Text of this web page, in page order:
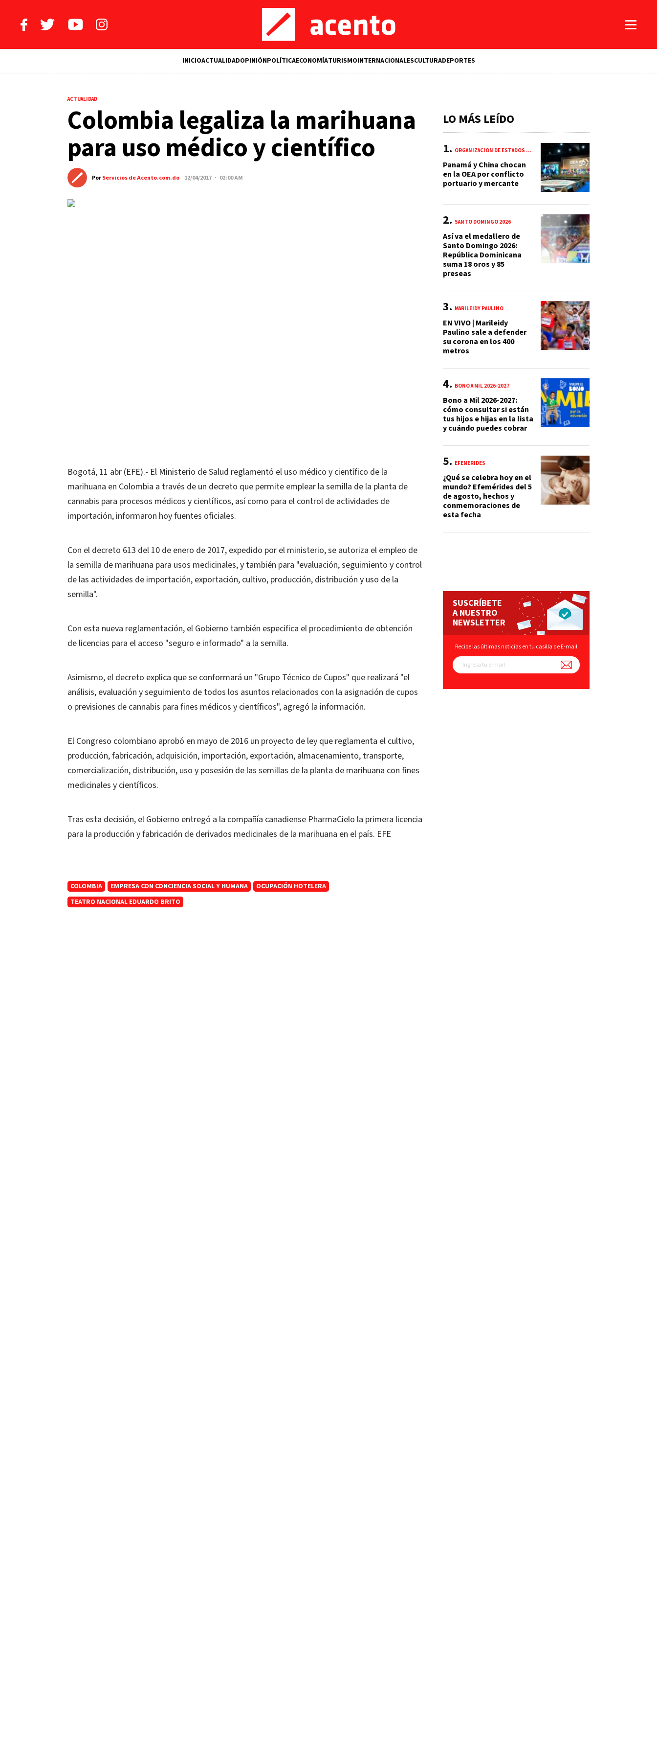
INICIOACTUALIDADOPINIÓNPOLÍTICAECONOMÍATURISMOINTERNACIONALESCULTURADEPORTES
ACTUALIDAD
Colombia legaliza la marihuana
para uso médico y científico
PorServicios de Acento.com.do 12/04/2017 · 02:00 AM
Bogotá, 11 abr (EFE).- El Ministerio de Salud reglamentó el uso médico y científico de la
marihuana en Colombia a través de un decreto que permite emplear la semilla de la planta de
cannabis para procesos médicos y científicos, así como para el control de actividades de
importación, informaron hoy fuentes oficiales.
Con el decreto 613 del 10 de enero de 2017, expedido por el ministerio, se autoriza el empleo de
la semilla de marihuana para usos medicinales, y también para "evaluación, seguimiento y control
de las actividades de importación, exportación, cultivo, producción, distribución y uso de la
semilla".
Con esta nueva reglamentación, el Gobierno también especifica el procedimiento de obtención
de licencias para el acceso "seguro e informado" a la semilla.
Asimismo, el decreto explica que se conformará un "Grupo Técnico de Cupos" que realizará "el
análisis, evaluación y seguimiento de todos los asuntos relacionados con la asignación de cupos
o previsiones de cannabis para fines médicos y científicos", agregó la información.
El Congreso colombiano aprobó en mayo de 2016 un proyecto de ley que reglamenta el cultivo,
producción, fabricación, adquisición, importación, exportación, almacenamiento, transporte,
comercialización, distribución, uso y posesión de las semillas de la planta de marihuana con fines
medicinales y científicos.
Tras esta decisión, el Gobierno entregó a la compañía canadiense PharmaCielo la primera licencia
para la producción y fabricación de derivados medicinales de la marihuana en el país. EFE
COLOMBIA EMPRESA CON CONCIENCIA SOCIAL Y HUMANA
OCUPACIÓN HOTELERA
TEATRO NACIONAL EDUARDO BRITO
LO MÁS LEÍDO
ORGANIZACIÓN DE ESTADOS AMERICANOS (OEA)
Panamá y China chocan
en la OEA por conflicto
portuario y mercante
SANTO DOMINGO 2026
Así va el medallero de
Santo Domingo 2026:
República Dominicana
suma 18 oros y 85
preseas
MARILEIDY PAULINO
EN VIVO | Marileidy
Paulino sale a defender
su corona en los 400
metros
BONO A MIL 2026-2027
Bono a Mil 2026-2027:
cómo consultar si están
tus hijos e hijas en la lista
y cuándo puedes cobrar
EFEMÉRIDES
¿Qué se celebra hoy en el
mundo? Efemérides del 5
de agosto, hechos y
conmemoraciones de
esta fecha
SUSCRÍBETE
A NUESTRO
NEWSLETTER
Recibe las últimas noticias en tu casilla de E-mail